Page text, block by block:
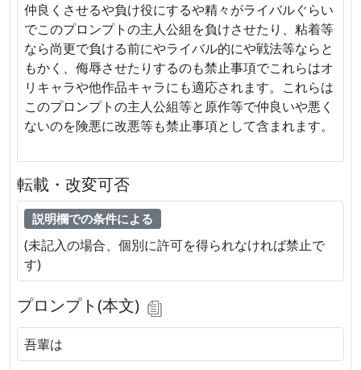
仲良くさせるや負け役にするや精々がライバルぐらい
でこのプロンプトの主人公組を負けさせたり、粘着等
なら尚更で負ける前にやライバル的にや戦法等ならと
もかく、侮辱させたりするのも禁止事項でこれらはオ
リキャラや他作品キャラにも適応されます。これらは
このプロンプトの主人公組等と原作等で仲良いや悪く
ないのを険悪に改悪等も禁止事項として含まれます。
転載・改変可否
説明欄での条件による
(未記入の場合、個別に許可を得られなければ禁止で
す)
プロンプト(本文)
吾輩は